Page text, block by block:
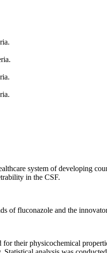
system of developing
in the CSF.
of fluconazole and the
their physicochemical